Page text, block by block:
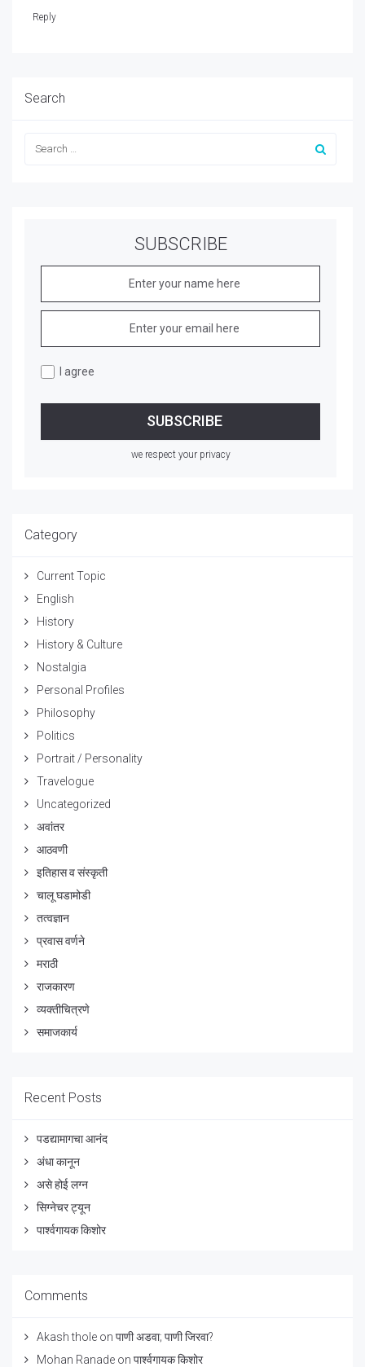
Reply
Search
SUBSCRIBE
I agree
we respect your privacy
Category
Current Topic
English
History
History & Culture
Nostalgia
Personal Profiles
Philosophy
Politics
Portrait / Personality
Travelogue
Uncategorized
अवांतर
आठवणी
इतिहास व संस्कृती
चालू घडामोडी
तत्वज्ञान
प्रवास वर्णने
मराठी
राजकारण
व्यक्तीचित्रणे
समाजकार्य
Recent Posts
पडद्यामागचा आनंद
अंधा कानून
असे होई लग्न
सिग्नेचर ट्यून
पार्श्वगायक किशोर
Comments
Akash thole on पाणी अडवा; पाणी जिरवा?
Mohan Ranade on पार्श्वगायक किशोर